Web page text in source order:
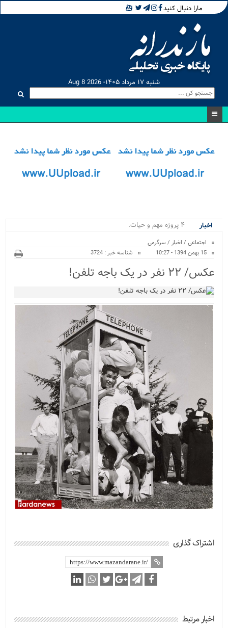
مارا دنبال کنید
شنبه ۱۷ مرداد ۱۴۰۵- Aug 8 2026
اخبار
۴ پروژه مهم و حیاتی نور .
اجتماعی / اخبار / سرگرمی
15 بهمن 1394 - 10:27
شناسه خبر : 3724
عکس/ ۲۲ نفر در یک باجه تلفن!
اشتراک گذاری
اخبار مرتبط